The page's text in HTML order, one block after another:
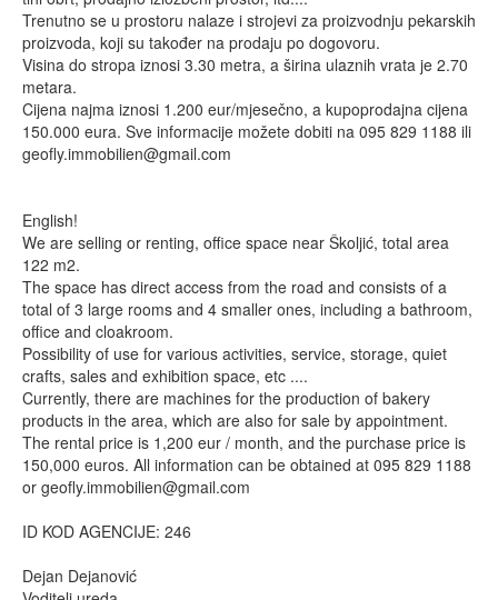
Trenutno se u prostoru nalaze i strojevi za proizvodnju pekarskih
proizvoda, koji su također na prodaju po dogovoru.
Visina do stropa iznosi 3.30 metra, a širina ulaznih vrata je 2.70
metara.
Cijena najma iznosi 1.200 eur/mjesečno, a kupoprodajna cijena
150.000 eura. Sve informacije možete dobiti na 095 829 1188 ili
geofly.immobilien@gmail.com
English!
We are selling or renting, office space near Školjić, total area
122 m2.
The space has direct access from the road and consists of a
total of 3 large rooms and 4 smaller ones, including a bathroom,
office and cloakroom.
Possibility of use for various activities, service, storage, quiet
crafts, sales and exhibition space, etc ....
Currently, there are machines for the production of bakery
products in the area, which are also for sale by appointment.
The rental price is 1,200 eur / month, and the purchase price is
150,000 euros. All information can be obtained at 095 829 1188
or geofly.immobilien@gmail.com
ID KOD AGENCIJE: 246
Dejan Dejanović